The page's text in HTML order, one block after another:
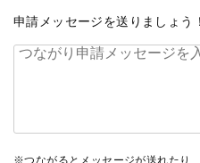
申請メッセージを送りましょう！
※つながるとメッセージが送れたり